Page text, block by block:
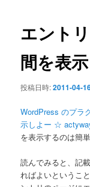
ー
ョ
ン
エント
間を表示
投稿日時:2011-04-
WordPress のプラ
示しよー ☆
を表示するのは簡
読んでみると、記
ればよいというこ